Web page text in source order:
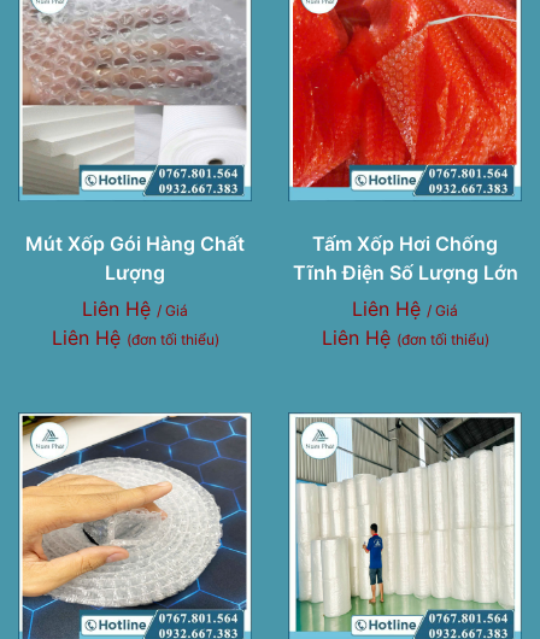
Mút Xốp Gói Hàng Chất
Lượng
Liên Hệ / Giá
Liên Hệ (đơn tối thiểu)
Tấm Xốp Hơi Chống
Tĩnh Điện Số Lượng Lớn
Liên Hệ / Giá
Liên Hệ (đơn tối thiểu)